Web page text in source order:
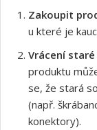
Zakoupit
u které je
Vrácení
produktu
se, že stará
(např.
konektory).